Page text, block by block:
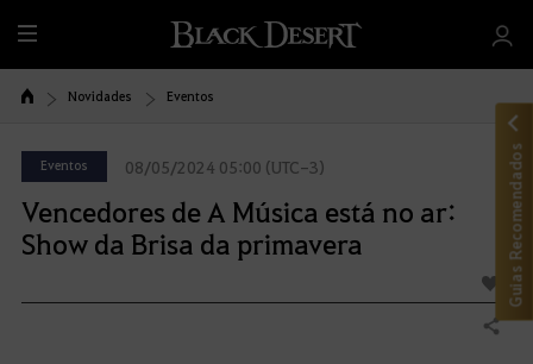
T
u
d
Novidades Eventos
Eventos 08/05/2024 05:00 (UTC-3)
Vencedores de A Música está no ar:
Show da Brisa da primavera
4
Compartilhar
Guias Recomendados